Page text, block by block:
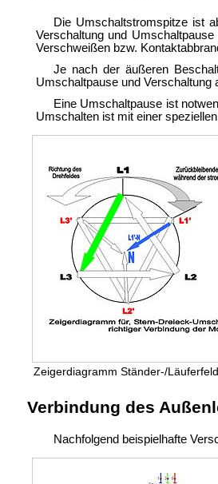
Die Umschaltstromspitze ist
Verschaltung und
Verschweißen bzw.
Je nach der äußeren
Umschaltpause und Verschaltung
Eine Umschaltpause ist
Umschalten ist mit einer
Zeigerdiagramm Ständer-/
Verbindung des
Nachfolgend beispielhafte